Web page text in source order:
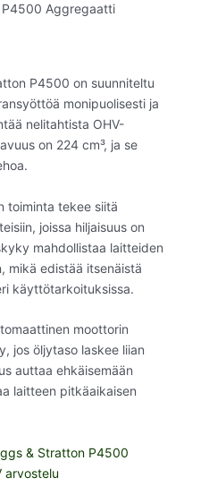
P4500 on suunniteltu
monipuolisesti ja
nelitahtista OHV-
on 224 cm³, ja se
toiminta tekee siitä
joissa hiljaisuus on
mahdollistaa laitteiden
mikä edistää itsenäistä
käyttötarkoituksissa.
moottorin
jos öljytaso laskee liian
auttaa ehkäisemään
laitteen pitkäaikaisen
& Stratton P4500
arvostelu